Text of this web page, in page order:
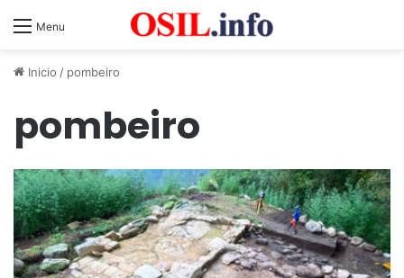
Menu
Inicio / pombeiro
pombeiro